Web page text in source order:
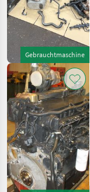
MARKTPLATZ
Marktplatz
Gebrauchtmaschine